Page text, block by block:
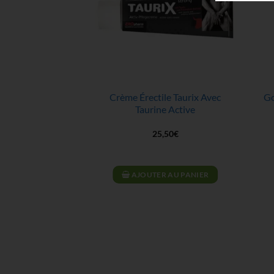
Crème Érectile Taurix Avec
Taurine Active
25,50€
AJOUTER AU PANIER